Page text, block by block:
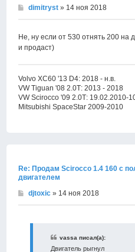
dimitryst » 14 ноя 2018
Не, ну если от 530 отнять 200 на
и продаст)
Volvo XC60 '13 D4: 2018 - н.в.
VW Tiguan '08 2.0Т: 2013 - 2018
VW Scirocco '09 2.0Т: 19.02.2010-
Mitsubishi SpaceStar 2009-2010
Re: Продам Scirocco 1.4 160 с
двигателем
djtoxic » 14 ноя 2018
vassa писал(а):
Двигатель рыгнул